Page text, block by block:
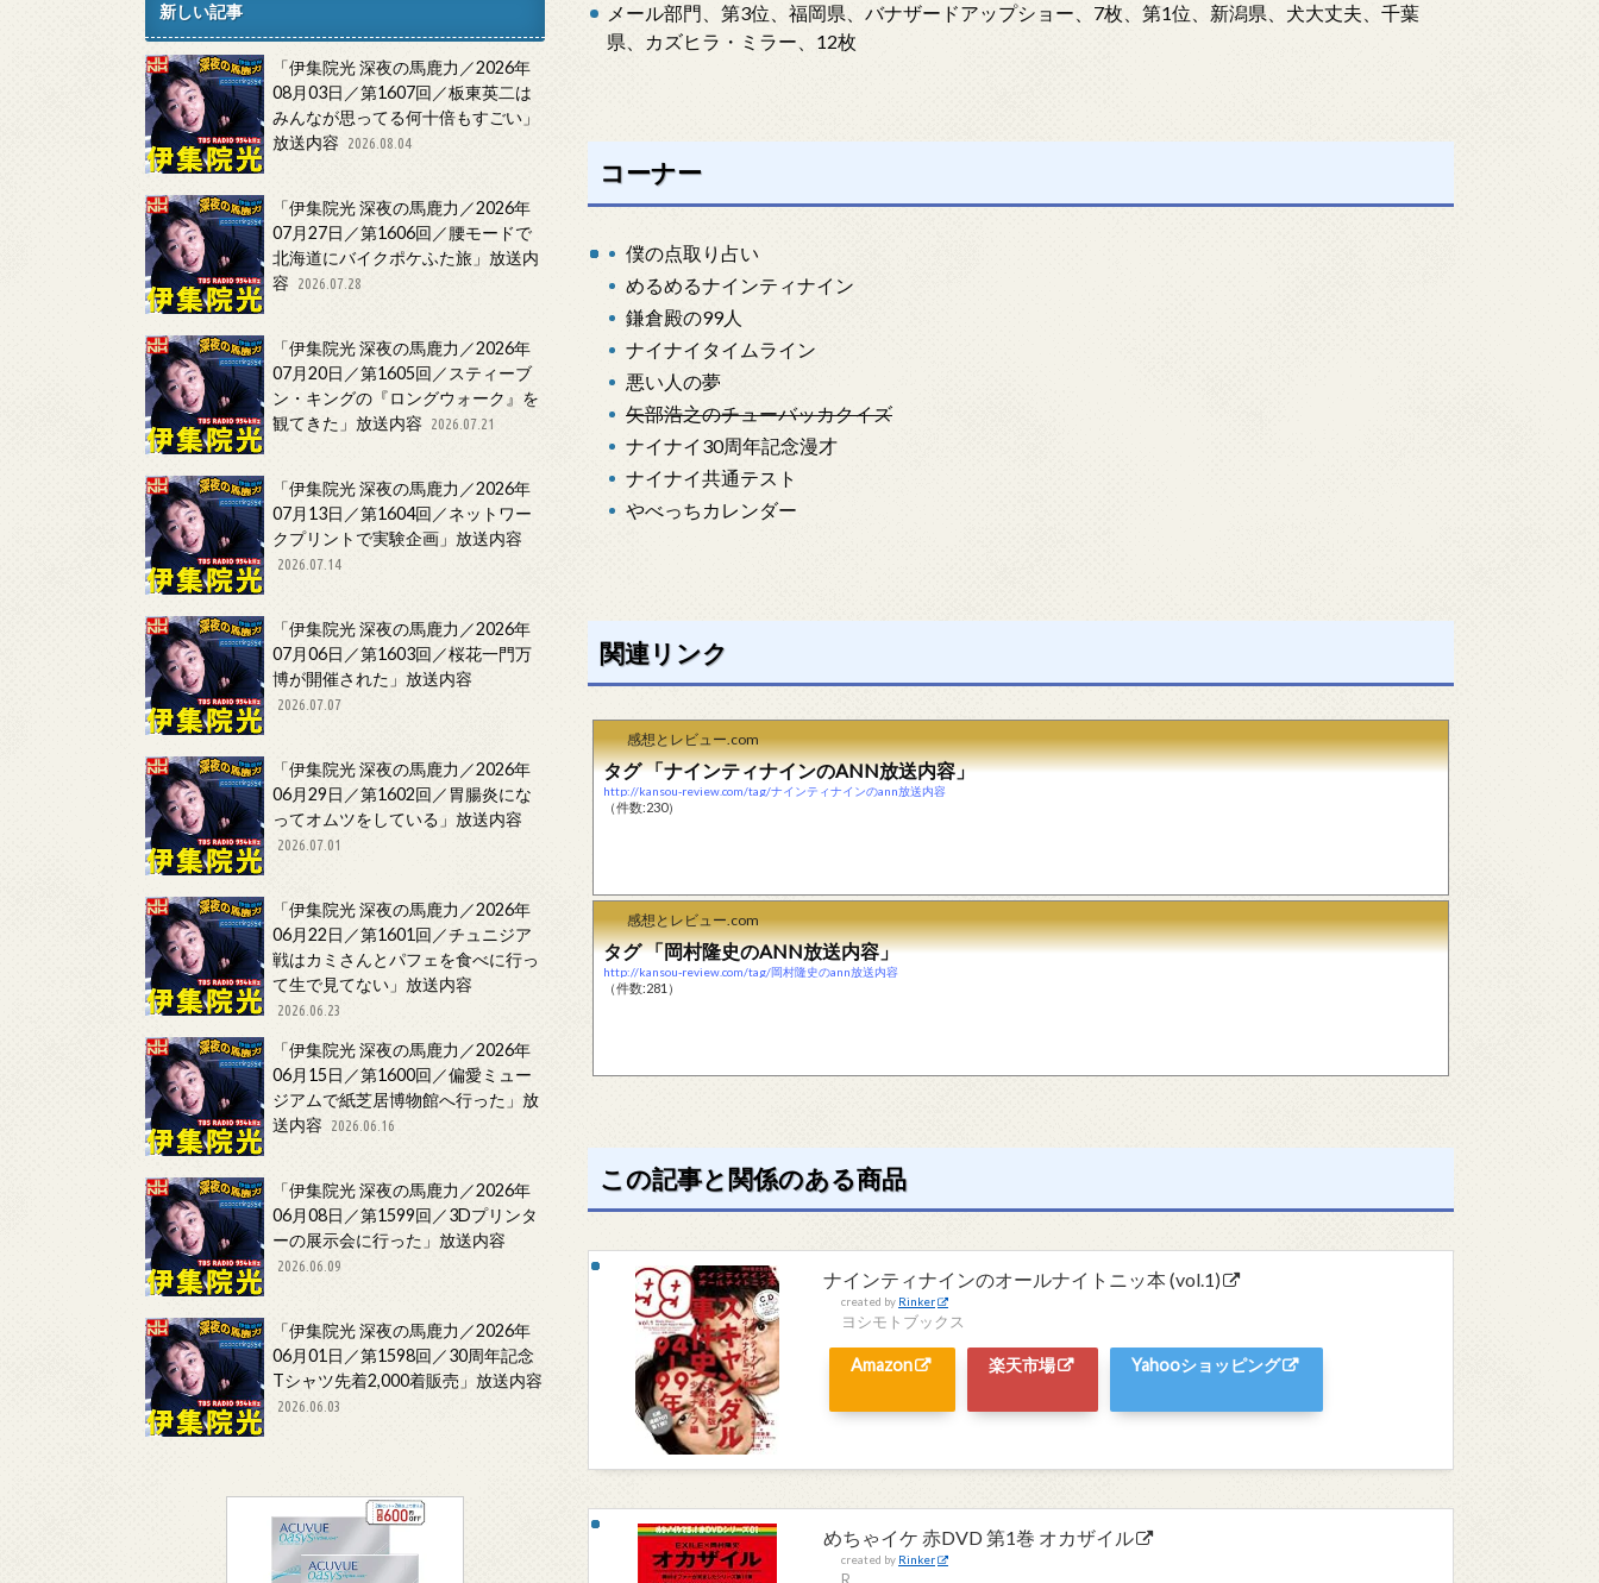
メール部門、第3位、福岡県、バナザードアップショー、7枚、第1位、新潟県、犬大丈夫、千葉
県、カズヒラ・ミラー、12枚
コーナー
僕の点取り占い
めるめるナインティナイン
鎌倉殿の99人
ナイナイタイムライン
悪い人の夢
矢部浩之のチューバッカクイズ
ナイナイ30周年記念漫才
ナイナイ共通テスト
やべっちカレンダー
関連リンク
感想とレビュー.com
タグ 「ナインティナインのANN放送内容」
http://kansou-review.com/tag/ナインティナインのann放送内容
（件数:230）
感想とレビュー.com
タグ 「岡村隆史のANN放送内容」
http://kansou-review.com/tag/岡村隆史のann放送内容
（件数:281）
この記事と関係のある商品
ナインティナインのオールナイトニッ本 (vol.1)
created by Rinker
ヨシモトブックス
Amazon 楽天市場 Yahooショッピング
めちゃイケ 赤DVD 第1巻 オカザイル
created by Rinker
新しい記事
「伊集院光 深夜の馬鹿力／2026年
08月03日／第1607回／板東英二は
みんなが思ってる何十倍もすごい」
放送内容
2026.08.04
「伊集院光 深夜の馬鹿力／2026年
07月27日／第1606回／腰モードで
北海道にバイクポケふた旅」放送内
容
2026.07.28
「伊集院光 深夜の馬鹿力／2026年
07月20日／第1605回／スティーブ
ン・キングの『ロングウォーク』を
観てきた」放送内容
2026.07.21
「伊集院光 深夜の馬鹿力／2026年
07月13日／第1604回／ネットワー
クプリントで実験企画」放送内容
2026.07.14
「伊集院光 深夜の馬鹿力／2026年
07月06日／第1603回／桜花一門万
博が開催された」放送内容
2026.07.07
「伊集院光 深夜の馬鹿力／2026年
06月29日／第1602回／胃腸炎にな
ってオムツをしている」放送内容
2026.07.01
「伊集院光 深夜の馬鹿力／2026年
06月22日／第1601回／チュニジア
戦はカミさんとパフェを食べに行っ
て生で見てない」放送内容
2026.06.23
「伊集院光 深夜の馬鹿力／2026年
06月15日／第1600回／偏愛ミュー
ジアムで紙芝居博物館へ行った」放
送内容
2026.06.16
「伊集院光 深夜の馬鹿力／2026年
06月08日／第1599回／3Dプリンタ
ーの展示会に行った」放送内容
2026.06.09
「伊集院光 深夜の馬鹿力／2026年
06月01日／第1598回／30周年記念
Tシャツ先着2,000着販売」放送内容
2026.06.03